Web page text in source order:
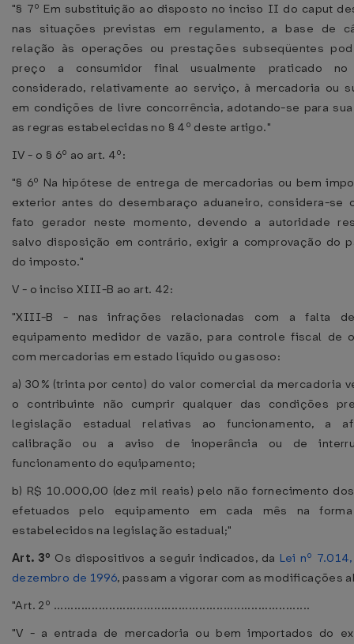
"§ 7º Em substituição ao disposto no inciso II do caput
nas situações previstas em regulamento, a base de
relação às operações ou prestações subseqüentes
preço a consumidor final usualmente praticado no
considerado, relativamente ao serviço, à mercadoria ou
em condições de livre concorrência, adotando-se para
as regras estabelecidas no § 4º deste artigo."
IV - o § 6º ao art. 4º:
"§ 6º Na hipótese de entrega de mercadorias ou bem
exterior antes do desembaraço aduaneiro, considera-se
fato gerador neste momento, devendo a autoridade
salvo disposição em contrário, exigir a comprovação do
do imposto."
V - o inciso XIII-B ao art. 42:
"XIII-B - nas infrações relacionadas com a falta
equipamento medidor de vazão, para controle fiscal de
com mercadorias em estado líquido ou gasoso:
a) 30% (trinta por cento) do valor comercial da mercadoria
o contribuinte não cumprir qualquer das condições
legislação estadual relativas ao funcionamento, a
calibração ou a aviso de inoperância ou de
funcionamento do equipamento;
b) R$ 10.000,00 (dez mil reais) pelo não fornecimento
efetuados pelo equipamento em cada mês na
estabelecidos na legislação estadual;"
Art. 3º Os dispositivos a seguir indicados, da Lei nº
dezembro de 1996, passam a vigorar com as modificações
"Art. 2º ..........................................................................
"V - a entrada de mercadoria ou bem importados do